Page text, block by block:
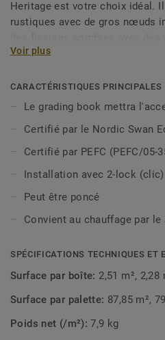
Heritage est votre choix idéal.
rustiques avec de gros nœuds
de couleur et de structure. Pour
les grains du bois sont mis en
une coloration profonds, ainsi
l'huile Hardwax.
Voir plus
CARACTÉRISTIQUES PRINCIPALES
Le grading book mettra
Certifié par le Nordic Swan
Certifié par PEFC (PEFC/05-
Installation avec 2-lock (clic)
Peut être poncé
Convient au chauffage par le
SPÉCIFICATIONS TECHNIQUES ET
Surface par boîte: 2,51 m², 2,28
Surface par palette: 87,85 m²,
Poids net (/m²):7,9 kg